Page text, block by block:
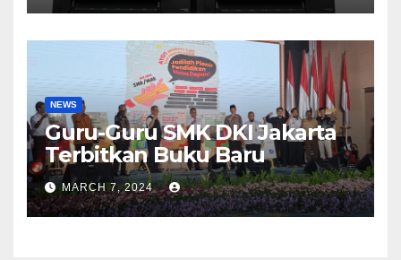
NEWS
Guru-Guru SMK DKI Jakarta
Terbitkan Buku Baru
MARCH 7, 2024